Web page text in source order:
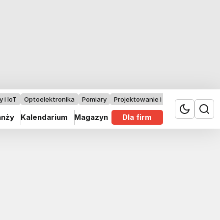
i IoT Optoelektronika Pomiary Projektowanie i badania
Kalendarium Magazyn Dla firm